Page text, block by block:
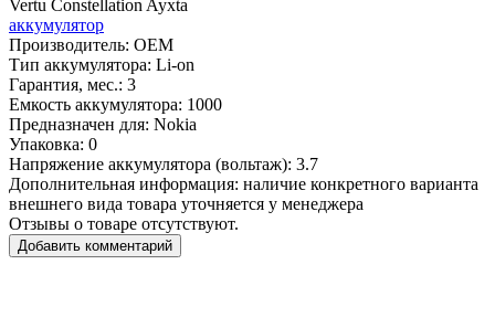
Vertu Constellation Ayxta
аккумулятор
Производитель: OEM
Тип аккумулятора: Li-on
Гарантия, мес.: 3
Емкость аккумулятора: 1000
Предназначен для: Nokia
Упаковка: 0
Напряжение аккумулятора (вольтаж): 3.7
Дополнительная информация: наличие конкретного варианта
внешнего вида товара уточняется у менеджера
Отзывы о товаре отсутствуют.
Добавить комментарий